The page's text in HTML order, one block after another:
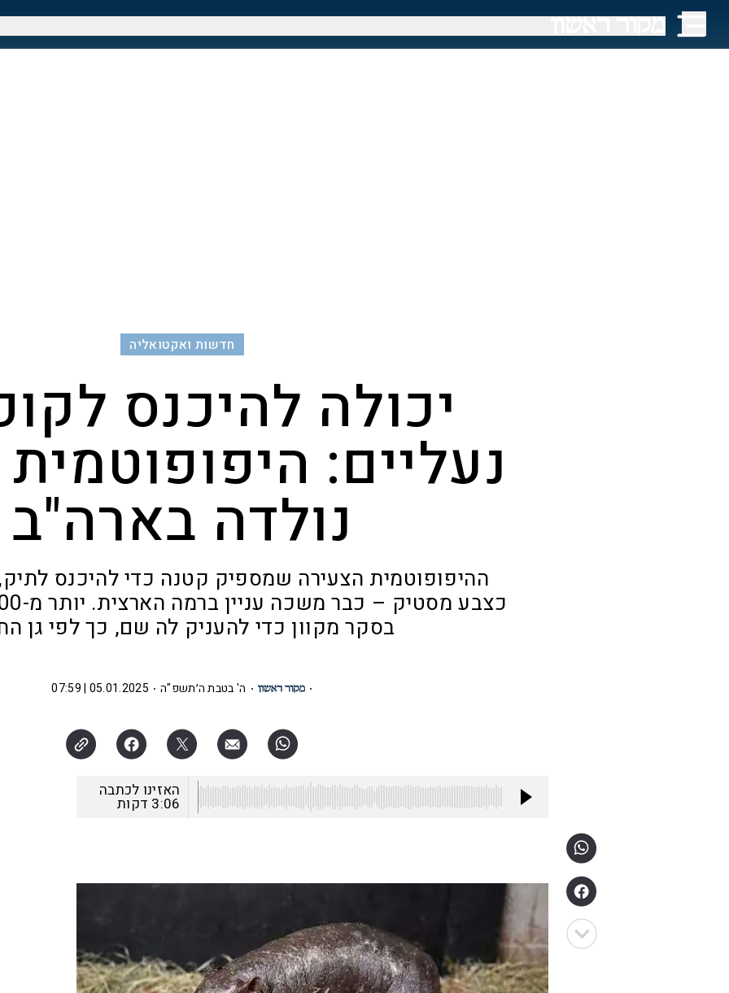
חדשות ואקטואליה
יכולה להיכנס
נעליים:
נולדה בארה"ב
ההיפופוטמית הצעירה שמספיק קטנה כדי להיכנס לתיק,
בסקר מקוון כדי להעניק לה שם, כך לפי גן
ה' בטבת ה׳תשפ"ה 05.01.2025 | 07:59
האזינו לכתבה
3:06 דקות